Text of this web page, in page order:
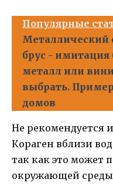
Популярные
Металлический
брус - имитация
металл или
выбрать.
домов
Не рекомендуется
Кораген вблизи
так как это может
окружающей